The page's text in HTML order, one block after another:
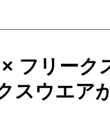
フリーク
スウエア